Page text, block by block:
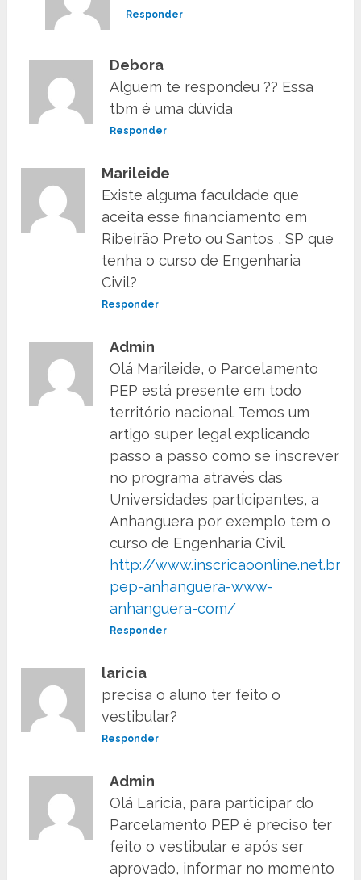
Responder
Debora
Alguem te respondeu ?? Essa
tbm é uma dúvida
Responder
Marileide
Existe alguma faculdade que
aceita esse financiamento em
Ribeirão Preto ou Santos , SP que
tenha o curso de Engenharia
Civil?
Responder
Admin
Olá Marileide, o Parcelamento
PEP está presente em todo
território nacional. Temos um
artigo super legal explicando
passo a passo como se inscrever
no programa através das
Universidades participantes, a
Anhanguera por exemplo tem o
curso de Engenharia Civil.
http://www.inscricaoonline.net.br/
pep-anhanguera-www-
anhanguera-com/
Responder
laricia
precisa o aluno ter feito o
vestibular?
Responder
Admin
Olá Laricia, para participar do
Parcelamento PEP é preciso ter
feito o vestibular e após ser
aprovado, informar no momento